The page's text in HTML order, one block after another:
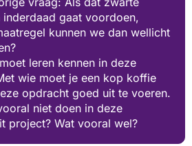
inderdaad gaat voordoen,
kunnen we dan wellicht
leren kennen in deze
wie moet je een kop koffie
opdracht goed uit te voeren.
niet doen in deze
project? Wat vooral wel?